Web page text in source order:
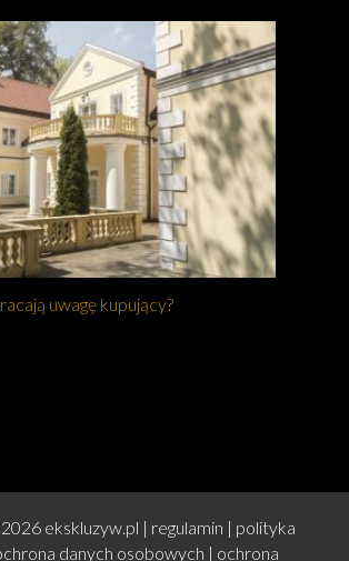
uwagę kupujący?
ekskluzyw.pl | regulamin | polityka
danych osobowych | ochrona